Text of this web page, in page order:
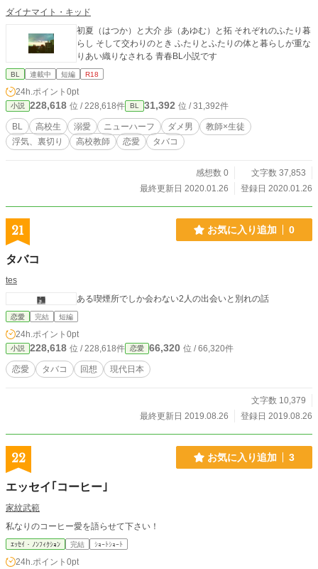
ダイナマイト・キッド
初夏（はつか）と大介 歩（あゆむ）と拓 それぞれのふたり暮
らし そして交わりのとき ふたりとふたりの体と暮らしが重な
りあい織りなされる 青春BL小説です
BL 連載中 短編 R18
24h.ポイント 0pt
小説 228,618 位 / 228,618件 BL 31,392 位 / 31,392件
BL 高校生 溺愛 ニューハーフ ダメ男
教師×生徒
浮気、裏切り
高校教師 恋愛 タバコ
感想数 0
文字数 37,853
最終更新日 2020.01.26
登録日 2020.01.26
21 お気に入り追加 0
タバコ
tes
ある喫煙所でしか会わない2人の出会いと別れの話
恋愛 完結 短編
24h.ポイント 0pt
小説 228,618 位 / 228,618件 恋愛 66,320 位 / 66,320件
恋愛 タバコ 回想 現代日本
文字数 10,379
最終更新日 2019.08.26
登録日 2019.08.26
22 お気に入り追加 3
エッセイ｢コーヒー｣
家紋武範
私なりのコーヒー愛を語らせて下さい！
ｴｯｾｲ・ﾉﾝﾌｨｸｼｮﾝ 完結 ｼｮｰﾄｼｮｰﾄ
24h.ポイント 0pt